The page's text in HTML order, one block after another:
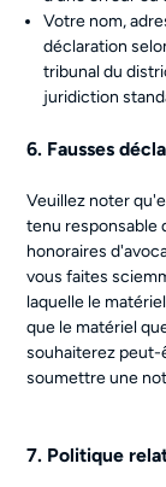
Votre nom,
déclaration
tribunal du
juridiction
6. Fausses
Veuillez noter
tenu responsable
honoraires
vous faites
laquelle le
que le matériel
souhaiterez peut-
soumettre une
7. Politique